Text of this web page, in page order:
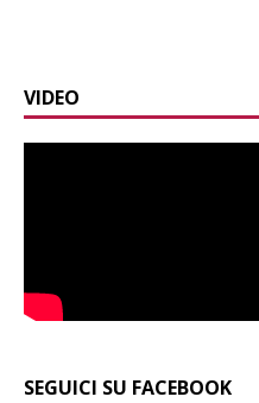
VIDEO
SEGUICI SU FACEBOOK